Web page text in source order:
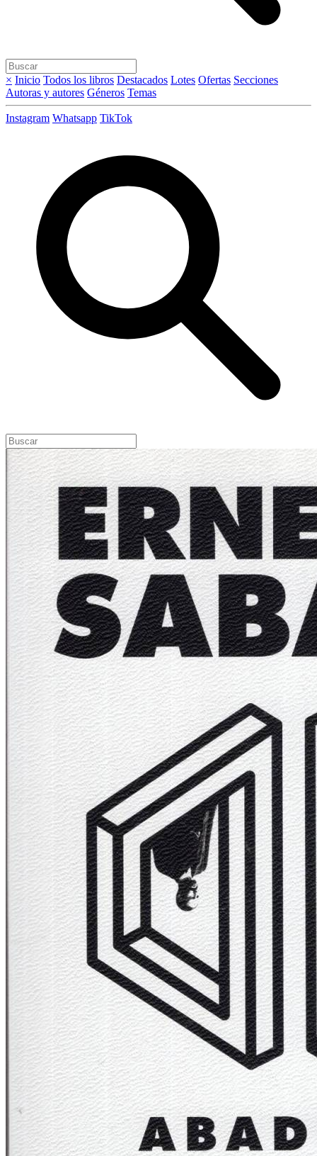
× Inicio Todos los libros Destacados Lotes Ofertas Secciones
Autoras y autores Géneros Temas
Instagram Whatsapp TikTok